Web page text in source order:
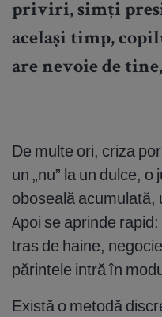
priviri, simți
același timp,
are nevoie de
De multe ori, criza
un „nu” la un dulce,
oboseală acumulată,
Apoi se aprinde
tras de haine,
părintele intră în
Există o metodă